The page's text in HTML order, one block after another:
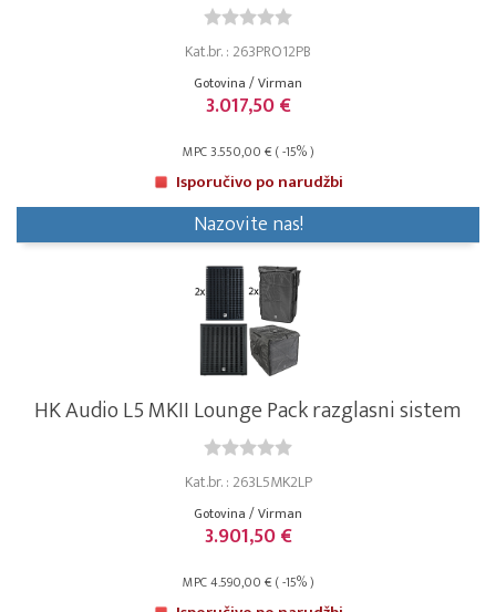
Kat.br. : 263PRO12PB
Gotovina / Virman
3.017,50 €
MPC 3.550,00 € ( -15% )
Isporučivo po narudžbi
Nazovite nas!
HK Audio L5 MKII Lounge Pack razglasni sistem
Kat.br. : 263L5MK2LP
Gotovina / Virman
3.901,50 €
MPC 4.590,00 € ( -15% )